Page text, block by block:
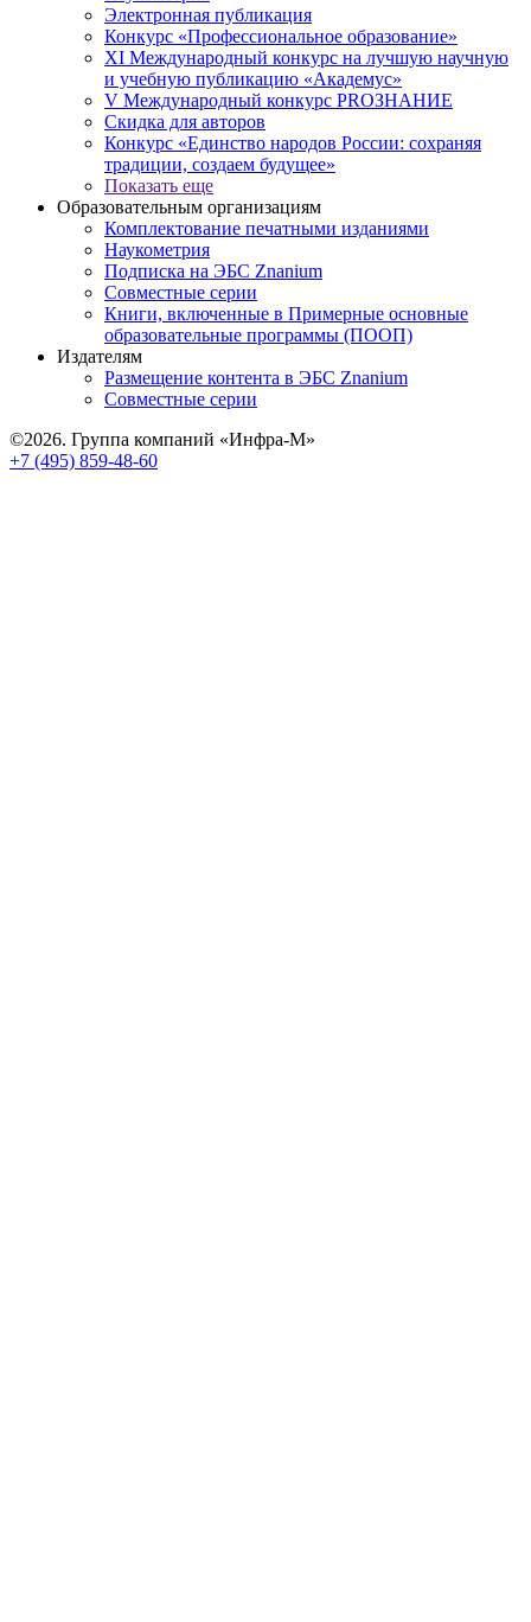
Электронная публикация
Конкурс «Профессиональное образование»
XI Международный конкурс на лучшую научную
и учебную публикацию «Академус»
V Международный конкурс PROЗНАНИЕ
Скидка для авторов
Конкурс «Единство народов России: сохраняя
традиции, создаем будущее»
Показать еще
Образовательным организациям
Комплектование печатными изданиями
Наукометрия
Подписка на ЭБС Znanium
Совместные серии
Книги, включенные в Примерные основные
образовательные программы (ПООП)
Издателям
Размещение контента в ЭБС Znanium
Совместные серии
©2026. Группа компаний «Инфра-М»
+7 (495) 859-48-60